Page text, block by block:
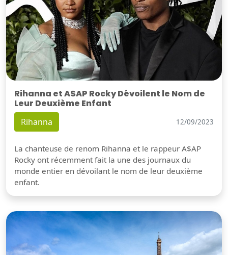
Rihanna et A$AP Rocky Dévoilent le Nom de
Leur Deuxième Enfant
Rihanna 12/09/2023
La chanteuse de renom Rihanna et le rappeur A$AP
Rocky ont récemment fait la une des journaux du
monde entier en dévoilant le nom de leur deuxième
enfant.